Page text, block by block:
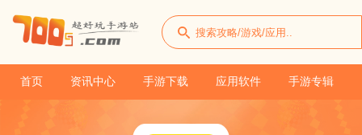
首页 资讯中心 手游下载 应用软件 手游专辑